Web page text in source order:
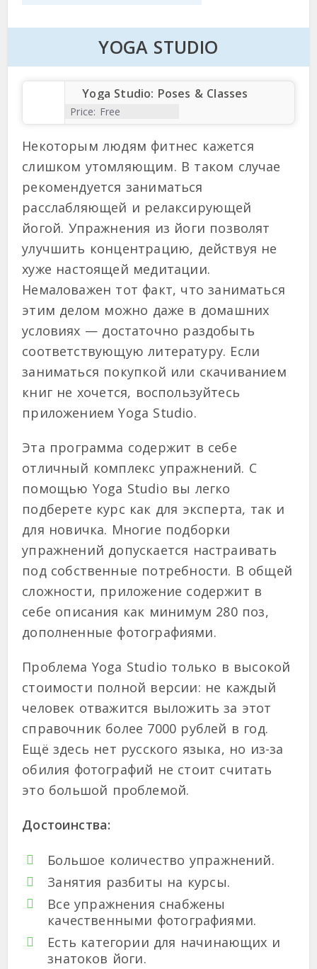
YOGA STUDIO
Yoga Studio: Poses & Classes
Price: Free
Некоторым людям фитнес кажется
слишком утомляющим. В таком случае
рекомендуется заниматься
расслабляющей и релаксирующей
йогой. Упражнения из йоги позволят
улучшить концентрацию, действуя не
хуже настоящей медитации.
Немаловажен тот факт, что заниматься
этим делом можно даже в домашних
условиях — достаточно раздобыть
соответствующую литературу. Если
заниматься покупкой или скачиванием
книг не хочется, воспользуйтесь
приложением Yoga Studio.
Эта программа содержит в себе
отличный комплекс упражнений. С
помощью Yoga Studio вы легко
подберете курс как для эксперта, так и
для новичка. Многие подборки
упражнений допускается настраивать
под собственные потребности. В общей
сложности, приложение содержит в
себе описания как минимум 280 поз,
дополненные фотографиями.
Проблема Yoga Studio только в высокой
стоимости полной версии: не каждый
человек отважится выложить за этот
справочник более 7000 рублей в год.
Ещё здесь нет русского языка, но из-за
обилия фотографий не стоит считать
это большой проблемой.
Достоинства:
Большое количество упражнений.
Занятия разбиты на курсы.
Все упражнения снабжены
качественными фотографиями.
Есть категории для начинающих и
знатоков йоги.